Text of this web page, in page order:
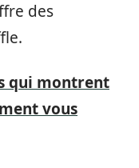
des
qui montrent
vous